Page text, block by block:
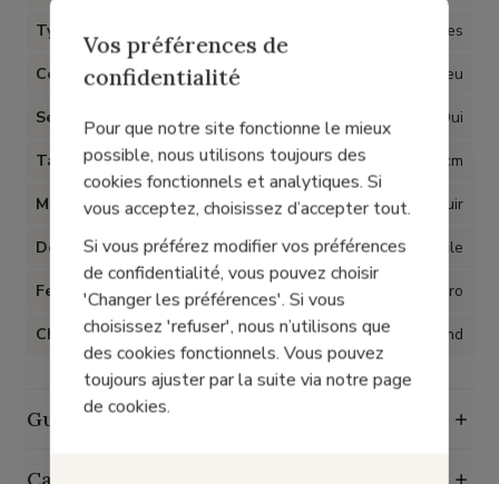
Type d'article Sandales
Couleur Bleu
Semelles amovibles Oui
Talon 4 cm
Matière Cuir
Doublure Textile
Fermeture Velcro
Chaussant Grand
Guide des tailles
Vos préférences de
confidentialité
Pour que notre site fonctionne le mieux
possible, nous utilisons toujours des
cookies fonctionnels et analytiques. Si
vous acceptez, choisissez d’accepter tout.
Si vous préférez modifier vos préférences
de confidentialité, vous pouvez choisir
'Changer les préférences'. Si vous
choisissez 'refuser', nous n’utilisons que
des cookies fonctionnels. Vous pouvez
toujours ajuster par la suite via notre page
de cookies.